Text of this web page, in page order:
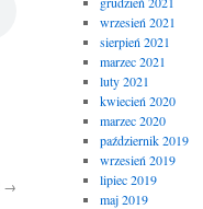
→
wrzesień 2021
sierpień 2021
marzec 2021
luty 2021
kwiecień 2020
marzec 2020
październik 2019
wrzesień 2019
lipiec 2019
maj 2019